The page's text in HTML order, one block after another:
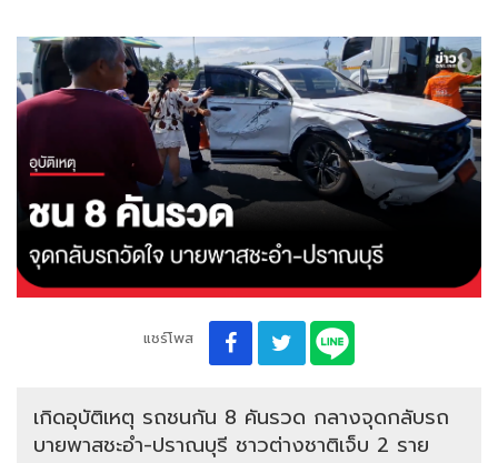
แชร์โพส
เกิดอุบัติเหตุ รถชนกัน 8 คันรวด กลางจุดกลับรถ
บายพาสชะอำ-ปราณบุรี ชาวต่างชาติเจ็บ 2 ราย